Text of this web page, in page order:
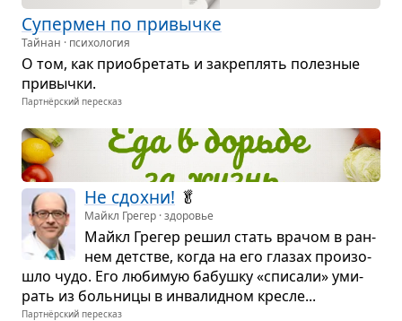
Супер­мен по при­вычке
Тайнан · психология
О том, как при­об­ре­тать и закреп­лять полез­ные
при­вычки.
Партнёрский пересказ
Не сдохни! 🥬
Майкл Грегер · здоровье
Майкл Гре­гер решил стать вра­чом в ран­
нем дет­стве, когда на его гла­зах про­изо­
шло чудо. Его люби­мую бабушку «спи­сали» уми­
рать из боль­ницы в инва­лид­ном кре­сле...
Партнёрский пересказ